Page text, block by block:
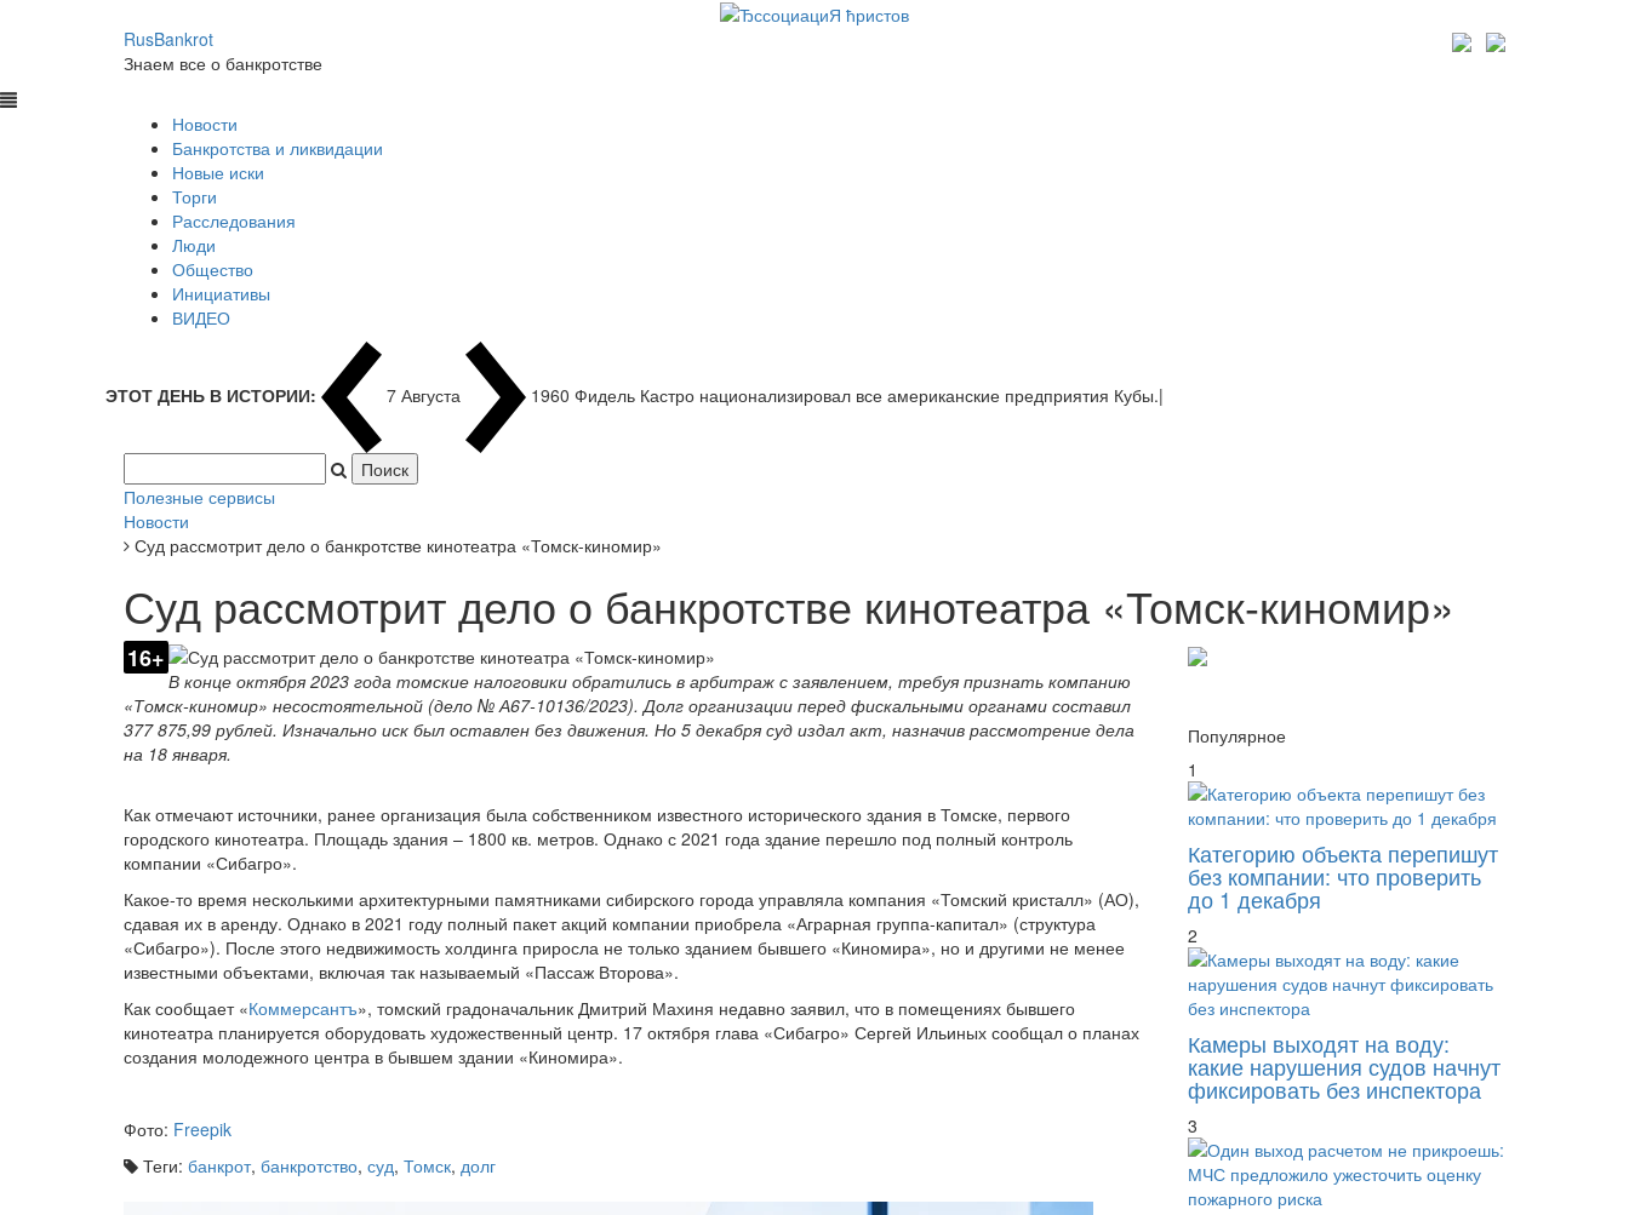
RusBankrot
Знаем все о банкротстве
Новости
Банкротства и ликвидации
Новые иски
Торги
Расследования
Люди
Общество
Инициативы
ВИДЕО
ЭТОТ ДЕНЬ В ИСТОРИИ: 7 Августа 1960 Фидель Кастро национализировал все американские предприятия Кубы.|
Полезные сервисы
Новости
Суд рассмотрит дело о банкротстве кинотеатра «Томск-киномир»
Суд рассмотрит дело о банкротстве кинотеатра «Томск-киномир»
16+
В конце октября 2023 года томские налоговики обратились в арбитраж с заявлением, требуя признать компанию
«Томск-киномир» несостоятельной (дело № А67-10136/2023). Долг организации перед фискальными органами составил
377 875,99 рублей. Изначально иск был оставлен без движения. Но 5 декабря суд издал акт, назначив рассмотрение дела
на 18 января.
Как отмечают источники, ранее организация была собственником известного исторического здания в Томске, первого
городского кинотеатра. Площадь здания – 1800 кв. метров. Однако с 2021 года здание перешло под полный контроль
компании «Сибагро».
Какое-то время несколькими архитектурными памятниками сибирского города управляла компания «Томский кристалл» (АО),
сдавая их в аренду. Однако в 2021 году полный пакет акций компании приобрела «Аграрная группа-капитал» (структура
«Сибагро»). После этого недвижимость холдинга приросла не только зданием бывшего «Киномира», но и другими не менее
известными объектами, включая так называемый «Пассаж Второва».
Как сообщает «Коммерсантъ», томский градоначальник Дмитрий Махиня недавно заявил, что в помещениях бывшего
кинотеатра планируется оборудовать художественный центр. 17 октября глава «Сибагро» Сергей Ильиных сообщал о планах
создания молодежного центра в бывшем здании «Киномира».
Фото: Freepik
Теги: банкрот, банкротство, суд, Томск, долг
Популярное
1
Категорию объекта перепишут
без компании: что проверить
до 1 декабря
2
Камеры выходят на воду:
какие нарушения судов начнут
фиксировать без инспектора
3